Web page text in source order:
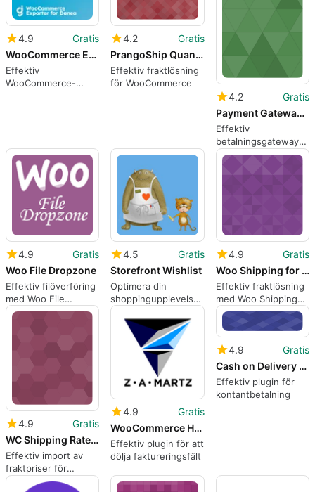
4.9
Gratis
WooCommerce Exporter for Danea
Effektiv
WooCommerce-
4.2
Gratis
PrangoShip Quantity Based for WooCommerce
Effektiv fraktlösning
för WooCommerce
4.2
Gratis
Payment Gateway for PayPal Pro on WooCommerce
Effektiv
betalningsgateway
för PayPal Pro
4.9
Gratis
Woo File Dropzone
Effektiv filöverföring
med Woo File
Dropzone
4.5
Gratis
Storefront Wishlist
Optimera din
shoppingupplevelse
med Storefront
Wishlist
4.9
Gratis
Woo Shipping for Nova Poshta
Effektiv fraktlösning
med Woo Shipping
för Nova Poshta
4.9
Gratis
WC Shipping Rates Importer
Effektiv import av
fraktpriser för
WooCommerce
4.9
Gratis
WooCommerce Hide Billing Fields
Effektiv plugin för att
dölja faktureringsfält
4.9
Gratis
Cash on Delivery of Russian Post or EMS For WooCommerce
Effektiv plugin för
kontantbetalning